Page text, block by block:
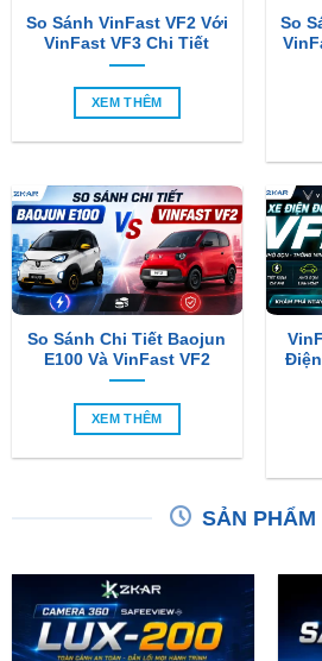
So Sánh VinFast VF2 Với
VinFast VF3 Chi Tiết
XEM THÊM
So
So Sánh Chi Tiết Baojun
E100 Và VinFast VF2
XEM THÊM
SẢN PHẨM